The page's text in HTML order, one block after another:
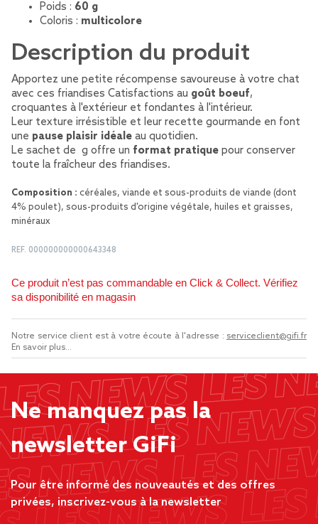
Poids : 60 g
Coloris : multicolore
Description du produit
Apportez une petite récompense savoureuse à votre chat
avec ces friandises Catisfactions au goût boeuf,
croquantes à l'extérieur et fondantes à l'intérieur.
Leur texture irrésistible et leur recette gourmande en font
une pause plaisir idéale au quotidien.
Le sachet de g offre un format pratique pour conserver
toute la fraîcheur des friandises.
Composition : céréales, viande et sous-produits de viande (dont
4% poulet), sous-produits d'origine végétale, huiles et graisses,
minéraux
REF. 000000000000643348
Ce produit n’est pas commandable en Click & Collect. Vérifiez
sa disponibilité en magasin
Notre service client est à votre écoute à l'adresse : serviceclient@gifi.fr
En savoir plus...
Ne manquez pas la
newsletter GiFi
Pour être informé des nouveautés et des offres
privées, inscrivez-vous à la newsletter